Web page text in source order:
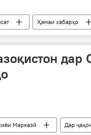
Ҳамаи хабарҳо
Керимов
ва ҳолатҳои фавқулода
дар
Марказӣ Дар